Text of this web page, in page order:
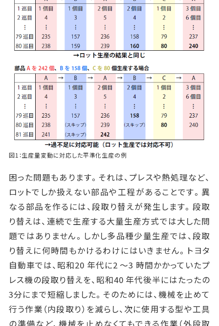
図1：生産量変動に対応した平準化生産の例
困った問題もあります。それは、プレスや熱処理など、
ロットでしか扱えない部品や工程があることです。異
なる部品を作るには、段取り替えが発生します。段取
り替えは、連続で生産する大量生産方式では大した問
題ではありません。しかし多品種少量生産では、段取
り替えに何時間もかけるわけにはいきません。トヨタ
自動車では、昭和20 年代に2 ～3 時間かかっていたプ
レス機の段取り替えを、昭和40 年代後半にはたったの
3分にまで短縮しました。そのためには、機械を止めて
行う作業（内段取り）を減らし、次に使用する型や工具
の準備など、機械を止めなくてもできる作業（外段取